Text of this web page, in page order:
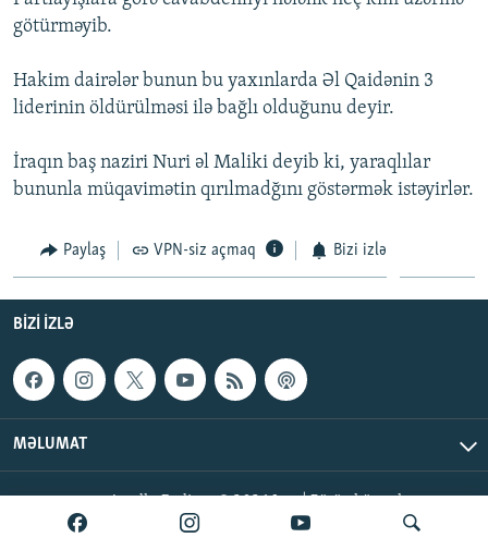
VIDEO
İNFOQRAFIKA
AZƏRBAYCAN ƏDƏBIYYATI KITABXANASI
İZ - MƏDƏNIYYƏT PROQRAMI
HAQQIMIZDA
MISSIYAMIZ
PEŞƏ ETIKASI VƏ JURNALISTIKA STANDARTLARIMIZ
MATERIALLARIMIZDAN ISTIFADƏ
AZADLIQRADIOSU MOBIL TELEFONUNUZDA
BIZIMLƏ ƏLAQƏ
XƏBƏR BÜLLETENLƏRIMIZ
BIZI IZLƏ
RFE/RL-in bütün saytları
götürməyib.
Hakim dairələr bunun bu yaxınlarda Əl Qaidənin 3
liderinin öldürülməsi ilə bağlı olduğunu deyir.
İraqın baş naziri Nuri əl Maliki deyib ki, yaraqlılar
bununla müqavimətin qırılmadğını göstərmək istəyirlər.
Paylaş VPN-siz açmaq Bizi izlə
BIZI IZLƏ
MƏLUMAT
AzadlıqRadiosu © 2026 Inc. | Bütün hüquqlar qorunur